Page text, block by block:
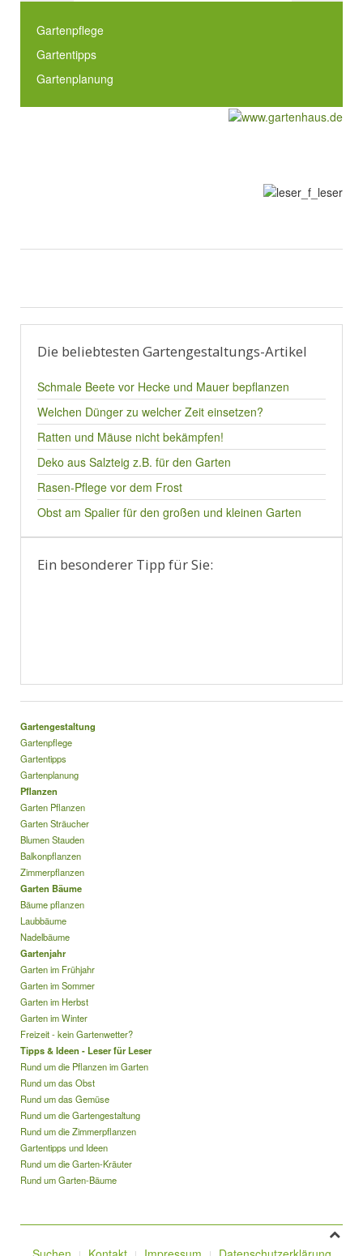
Gartenpflege
Gartentipps
Gartenplanung
Die beliebtesten Gartengestaltungs-Artikel
Schmale Beete vor Hecke und Mauer bepflanzen
Welchen Dünger zu welcher Zeit einsetzen?
Ratten und Mäuse nicht bekämpfen!
Deko aus Salzteig z.B. für den Garten
Rasen-Pflege vor dem Frost
Obst am Spalier für den großen und kleinen Garten
Ein besonderer Tipp für Sie:
Gartengestaltung
Gartenpflege
Gartentipps
Gartenplanung
Pflanzen
Garten Pflanzen
Garten Sträucher
Blumen Stauden
Balkonpflanzen
Zimmerpflanzen
Garten Bäume
Bäume pflanzen
Laubbäume
Nadelbäume
Gartenjahr
Garten im Frühjahr
Garten im Sommer
Garten im Herbst
Garten im Winter
Freizeit - kein Gartenwetter?
Tipps & Ideen - Leser für Leser
Rund um die Pflanzen im Garten
Rund um das Obst
Rund um das Gemüse
Rund um die Gartengestaltung
Rund um die Zimmerpflanzen
Gartentipps und Ideen
Rund um die Garten-Kräuter
Rund um Garten-Bäume